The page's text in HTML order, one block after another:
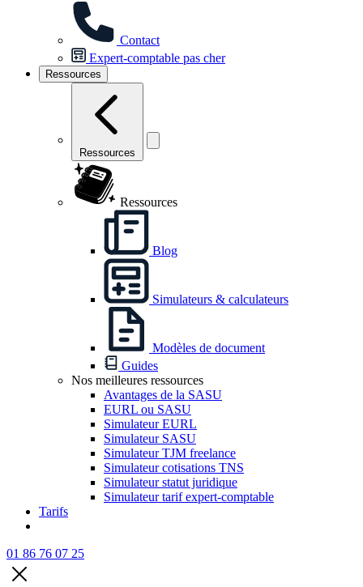
Contact
Expert-comptable pas cher
Ressources
Ressources
Ressources
Blog
Simulateurs & calculateurs
Modèles de document
Guides
Nos meilleures ressources
Avantages de la SASU
EURL ou SASU
Simulateur EURL
Simulateur SASU
Simulateur TJM freelance
Simulateur cotisations TNS
Simulateur statut juridique
Simulateur tarif expert-comptable
Tarifs
01 86 76 07 25